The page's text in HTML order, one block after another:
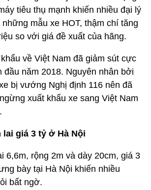
tiêu thụ mạnh khiến nhiều đại lý
mẫu xe HOT, thậm chí tăng
so với giá đề xuất của hãng.
về Việt Nam đã giảm sút cực
đầu năm 2018. Nguyên nhân bởi
bị vướng Nghị định 116 nên đã
xuất khẩu xe sang Việt Nam
lai giá 3 tỷ ở Hà Nội
6,6m, rộng 2m và dày 20cm, giá 3
bày tại Hà Nội khiến nhiều
bất ngờ.